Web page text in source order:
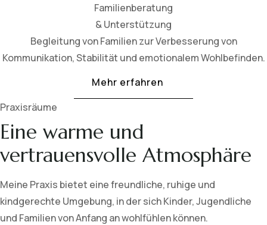
Familienberatung
& Unterstützung
Begleitung von Familien zur Verbesserung von
Kommunikation, Stabilität und emotionalem Wohlbefinden.
Mehr erfahren
Praxisräume
Eine warme und
vertrauensvolle Atmosphäre
Meine Praxis bietet eine freundliche, ruhige und
kindgerechte Umgebung, in der sich Kinder, Jugendliche
und Familien von Anfang an wohlfühlen können.